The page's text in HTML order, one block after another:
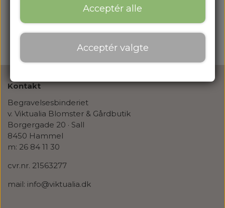
Kontakt
Begravelsesbinderiet
v. Viktualia Blomster & Gårdbutik
Borgergade 20 · Sall
8450 Hammel
m: 26 84 11 30
cvr.nr. 21563277
mail: info@viktualia.dk
Acceptér alle
Acceptér valgte